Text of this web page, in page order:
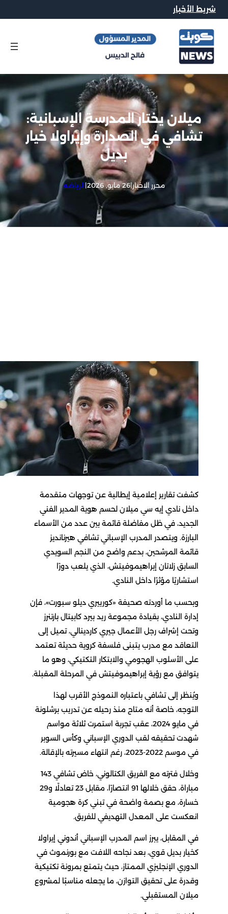
شريط الأخبار
ميلان يختار المدرسة الإسبانية:
تشافي في الصدارة وإيراولا خيار
بديل
محرر الاخبار|26 مايو, 2026 |الرياضه
كشفت تقارير إعلامية إيطالية عن توجهات متقدمة
داخل نادي إيه سي ميلان لحسم هوية المدير الفني
الجديد، في ظل مفاضلة قائمة بين عدد من الأسماء
البارزة. ويتصدر المدرب الإسباني تشافي هيرنانديز
قائمة المرشحين، بدعم واضح من النجم السويدي
السابق زلاتان إبراهيموفيتش، الذي يلعب دورًا
استشاريًا مؤثرًا داخل النادي.
وبحسب ما أوردته صحيفة «كورييري ديلو سبورت»، فإن
إدارة النادي، بقيادة مجموعة ريد بيرد كابيتال بارتنرز
وتحت إشراف رجل الأعمال جيري كاردينالي، تميل إلى
التعاقد مع مدرب يتبنى فلسفة كروية حديثة تعتمد
على الأسلوب الهجومي والابتكار التكتيكي، وهو ما
يتوافق مع رؤية إبراهيموفيتش في المرحلة المقبلة.
ويُنظر إلى تشافي باعتباره النموذج الأقرب لهذا
التوجه، خاصة أنه متاح منذ رحيله عن تدريب برشلونة
في مايو 2024، عقب تجربة استمرت ثلاثة مواسم
شهدت تحقيقه لقب الدوري الإسباني وكأس السوبر
في موسم 2022-2023، رغم انتهاء مسيرته بالإقالة.
وخلال فترته مع الفريق الكتالوني، خاض تشافي 143
مباراة، حقق خلالها 91 انتصارًا، مقابل 23 تعادلًا و29
خسارة، مع بصمة واضحة في تبني كرة هجومية
انعكست على المعدل التهديفي للفريق.
في المقابل، يبرز اسم المدرب الإسباني أندوني إيراولا
كخيار بديل قوي، بعد نجاحه اللافت مع بورنموث في
الدوري الإنجليزي الممتاز، حيث يتمتع بمرونة تكتيكية
وقدرة على تحقيق التوازن، ما يجعله مناسبًا لمشروع
ميلان المستقبلي.